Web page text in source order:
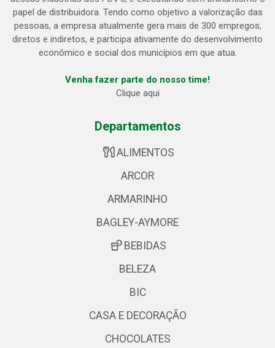
papel de distribuidora. Tendo como objetivo a valorização das
pessoas, a empresa atualmente gera mais de 300 empregos,
diretos e indiretos, e participa ativamente do desenvolvimento
econômico e social dos municípios em que atua.
Venha fazer parte do nosso time!
Clique aqui
Departamentos
ALIMENTOS
ARCOR
ARMARINHO
BAGLEY-AYMORE
BEBIDAS
BELEZA
BIC
CASA E DECORAÇÃO
CHOCOLATES